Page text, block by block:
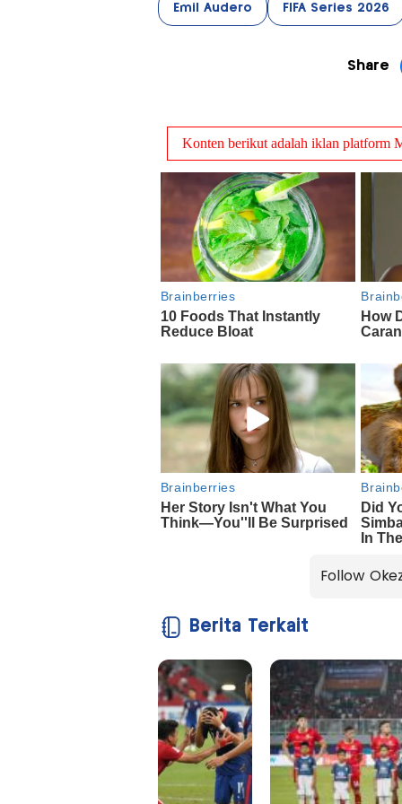
Emil Audero FIFA Series 2026
Share
Follow
Berita Terkait